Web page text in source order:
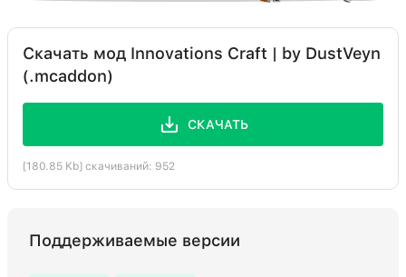
Скачать мод Innovations Craft | by DustVeyn
(.mcaddon)
СКАЧАТЬ
[180.85 Kb] скачиваний: 952
Поддерживаемые версии